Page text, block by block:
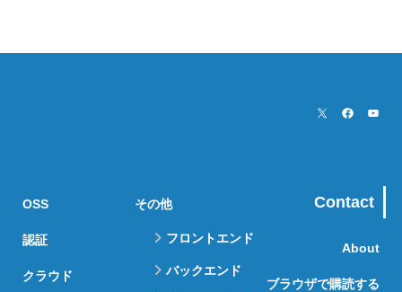
OSS
認証
クラウド
その他
フロントエンド
バックエンド
Contact
About
ブラウザで購読する